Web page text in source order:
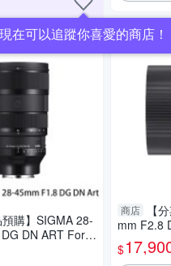
現在可以追蹤你喜愛的商店！
預購】SIGMA 28-
DN ART For S
伸公司貨 無反專
商店
【
mm F2.8
y for
恆伸公司
$